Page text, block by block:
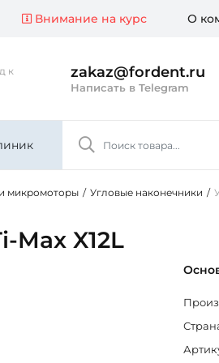
Внимание на курс О
к
zakaz@fordent.ru
Написать в Telegram
микромоторы / Угловые наконечники /
Max X12L